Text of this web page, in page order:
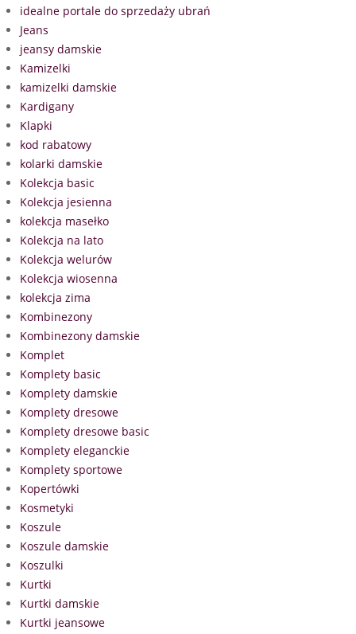
idealne portale do sprzedaży ubrań
Jeans
jeansy damskie
Kamizelki
kamizelki damskie
Kardigany
Klapki
kod rabatowy
kolarki damskie
Kolekcja basic
Kolekcja jesienna
kolekcja masełko
Kolekcja na lato
Kolekcja welurów
Kolekcja wiosenna
kolekcja zima
Kombinezony
Kombinezony damskie
Komplet
Komplety basic
Komplety damskie
Komplety dresowe
Komplety dresowe basic
Komplety eleganckie
Komplety sportowe
Kopertówki
Kosmetyki
Koszule
Koszule damskie
Koszulki
Kurtki
Kurtki damskie
Kurtki jeansowe